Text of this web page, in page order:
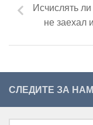
Исчислять
не заехал
СЛЕДИТЕ ЗА